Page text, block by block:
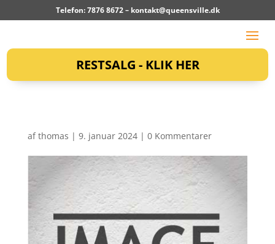
Telefon: 7876 8672 – kontakt@queensville.dk
RESTSALG - KLIK HER
afthomas | 9. januar 2024| 0 Kommentarer